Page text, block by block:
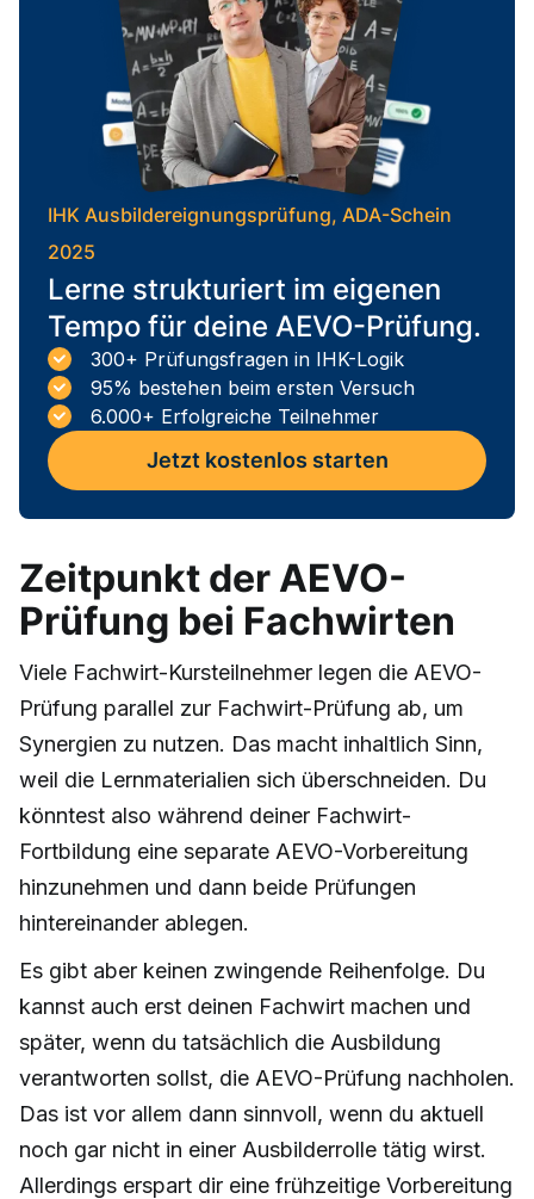
IHK Ausbildereignungsprüfung, ADA-Schein
2025
Lerne strukturiert im eigenen
Tempo für deine AEVO-Prüfung.
300+ Prüfungsfragen in IHK-Logik
95% bestehen beim ersten Versuch
6.000+ Erfolgreiche Teilnehmer
Jetzt kostenlos starten
Zeitpunkt der AEVO-
Prüfung bei Fachwirten
Viele Fachwirt-Kursteilnehmer legen die AEVO-
Prüfung parallel zur Fachwirt-Prüfung ab, um
Synergien zu nutzen. Das macht inhaltlich Sinn,
weil die Lernmaterialien sich überschneiden. Du
könntest also während deiner Fachwirt-
Fortbildung eine separate AEVO-Vorbereitung
hinzunehmen und dann beide Prüfungen
hintereinander ablegen.
Es gibt aber keinen zwingende Reihenfolge. Du
kannst auch erst deinen Fachwirt machen und
später, wenn du tatsächlich die Ausbildung
verantworten sollst, die AEVO-Prüfung nachholen.
Das ist vor allem dann sinnvoll, wenn du aktuell
noch gar nicht in einer Ausbilderrolle tätig wirst.
Allerdings erspart dir eine frühzeitige Vorbereitung